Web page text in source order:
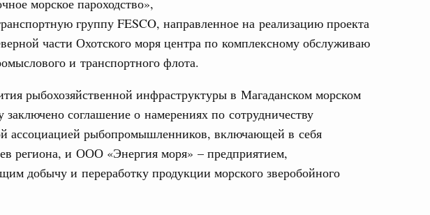
морское пароходство»,
группу FESCO, направленное на реализацию проекта
части Охотского моря центра по комплексному обслуживаю
и транспортного флота.
рыбохозяйственной инфраструктуры в Магаданском морском
соглашение о намерениях по сотрудничеству
ассоциацией рыбопромышленников, включающей в себя
региона, и ООО «Энергия моря» – предприятием,
добычу и переработку продукции морского зверобойного
труда
Спортивных игр ВЭФ-2026
Омской области в рамках
р
для Северного морского пути будет
Email